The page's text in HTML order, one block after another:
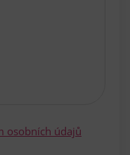
osobních údajů